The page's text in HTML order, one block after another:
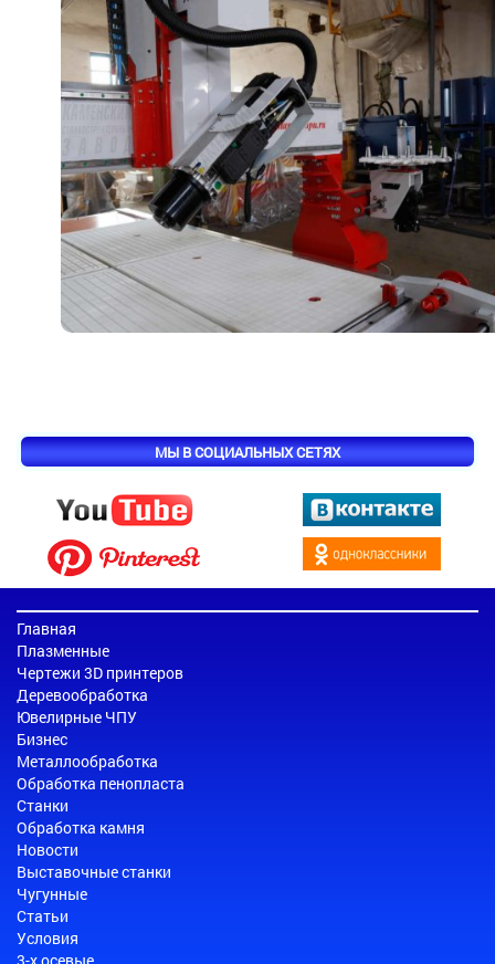
МЫ В СОЦИАЛЬНЫХ СЕТЯХ
Главная
Плазменные
Чертежи 3D принтеров
Деревообработка
Ювелирные ЧПУ
Бизнес
Металлообработка
Обработка пенопласта
Станки
Обработка камня
Новости
Выставочные станки
Чугунные
Статьи
Условия